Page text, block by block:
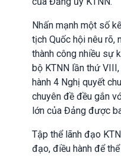
Nhấn mạnh một số
tịch Quốc hội nêu rõ,
thành công nhiều sự
bộ KTNN lần thứ
hành 4 Nghị quyết
chuyên đề đều gắn
lớn của Đảng được
Tập thể lãnh đạo
đạo, điều hành để